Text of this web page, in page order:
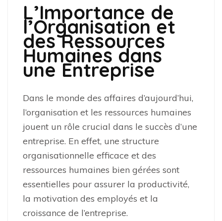
L’Importance de
l’Organisation et
des Ressources
Humaines dans
une Entreprise
Dans le monde des affaires d’aujourd’hui,
l’organisation et les ressources humaines
jouent un rôle crucial dans le succès d’une
entreprise. En effet, une structure
organisationnelle efficace et des
ressources humaines bien gérées sont
essentielles pour assurer la productivité,
la motivation des employés et la
croissance de l’entreprise.